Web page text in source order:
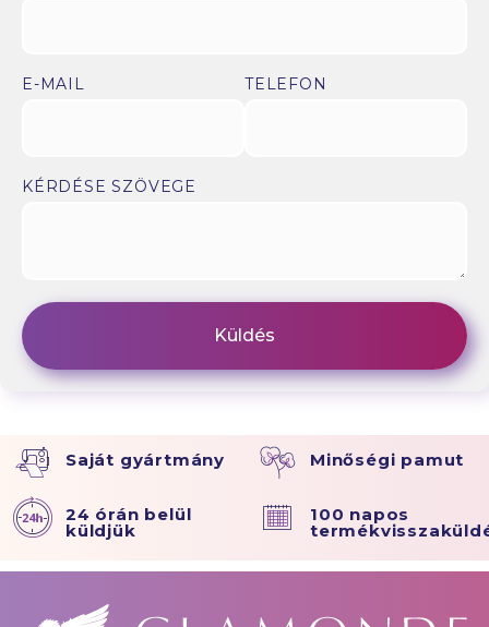
E-MAIL TELEFON
KÉRDÉSE SZÖVEGE
Saját gyártmány Minőségi pamut
24 órán belül
küldjük
100 napos